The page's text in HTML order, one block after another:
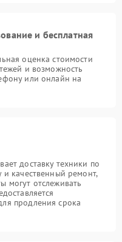
и бесплатная
оценка стоимости
и возможность
или онлайн на
доставку техники по
и качественный ремонт,
могут отслеживать
продления срока